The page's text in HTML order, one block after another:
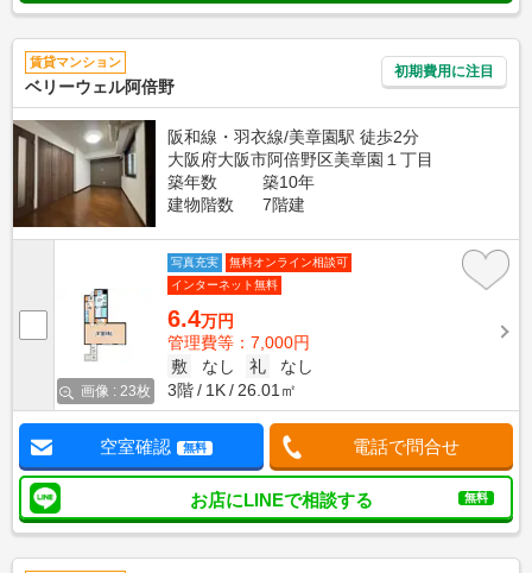
賃貸マンション
ベリーウェル阿倍野
初期費用に注目
阪和線・羽衣線/美章園駅 徒歩2分
大阪府大阪市阿倍野区美章園１丁目
築年数
築10年
建物階数
7階建
画像 : 23枚
写真充実
無料オンライン相談可
インターネット無料
6.4万円
管理費等：7,000円
敷
なし 礼
なし
3階
1K 26.01㎡
空室確認 無料 電話で問合せ
お店にLINEで相談する 無料